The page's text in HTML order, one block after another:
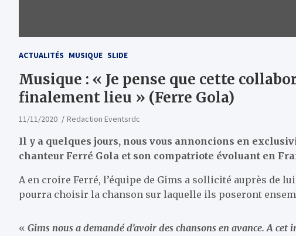
ACTUALITÉS MUSIQUE SLIDE
Musique : « Je pense que cette
finalement lieu » (Ferre Gola)
11/11/2020 Redaction Eventsrdc
Il y a quelques jours, nous vous annoncions en
chanteur Ferré Gola et son compatriote évoluant en
A en croire Ferré, l’équipe de Gims a sollicité auprès de
pourra choisir la chanson sur laquelle ils poseront
« Gims nous a demandé d’avoir des chansons en avance. A